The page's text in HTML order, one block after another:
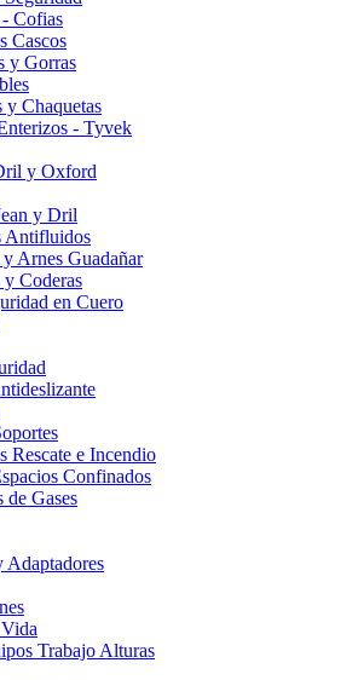
Cofias
Cascos
y Gorras
y Chaquetas
- Tyvek
y Oxford
y Dril
Antifluidos
Arnes Guadañar
Coderas
en Cuero
Rescate e Incendio
Confinados
de Gases
Adaptadores
Trabajo Alturas